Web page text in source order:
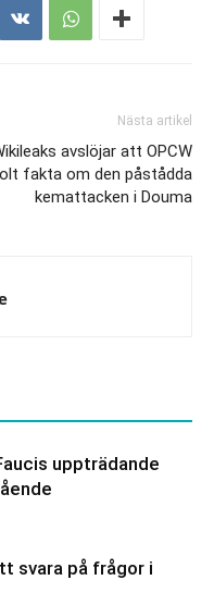
Nästa artikel
avslöjar att OPCW
fakta om den påstådda
kemattacken i Douma
uppträdande
svara på frågor i